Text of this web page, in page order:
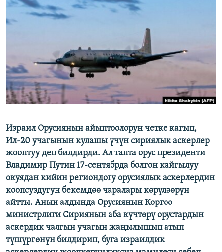
ДАНИСТЕ
ЫҢГАЙСЫЗ СУРООЛОР
Русский
ЭЕ/АРнун бардык сайттары
Израил Орусиянын айыптоолорун четке кагып,
Ил-20 учагынын кулашы үчүн сириялык аскерлер
жооптуу деп билдирди. Ал тапта орус президенти
Владимир Путин 17-сентябрда болгон кайгылуу
окуядан кийин региондогу орусиялык аскерлердин
коопсуздугун бекемдөө чаралары көрүлөөрүн
айтты. Анын алдында Орусиянын Коргоо
министрлиги Сириянын аба күчтөрү орустардын
аскердик чалгын учагын жаңылышып атып
түшүргөнүн билдирип, буга израилдик